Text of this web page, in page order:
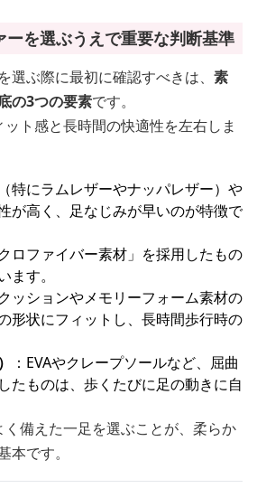
ーを選ぶうえで重要な判断基準
選ぶ際に最初に確認すべきは、 素
の3つの要素です。
ト感と長時間の快適性を左右しま
特にラムレザーやナッパレザー）や
が高く、足なじみが早いのが特徴で
ロファイバー素材」を採用したもの
ます。
ッションやメモリーフォーム素材の
形状にフィットし、長時間歩行時の
：EVAやクレープソールなど、屈曲
たものは、歩くたびに足の動きに自
備えた一足を選ぶことが、柔らか
本です。